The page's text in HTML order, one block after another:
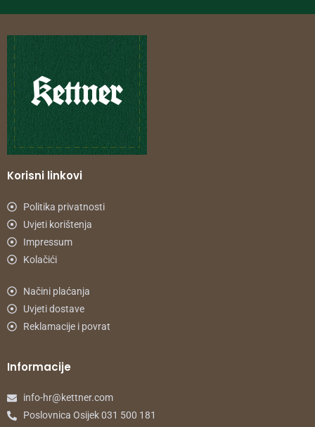
Korisni linkovi
Politika privatnosti
Uvjeti korištenja
Impressum
Kolačići
Načini plaćanja
Uvjeti dostave
Reklamacije i povrat
Informacije
info-hr@kettner.com
Poslovnica Osijek 031 500 181